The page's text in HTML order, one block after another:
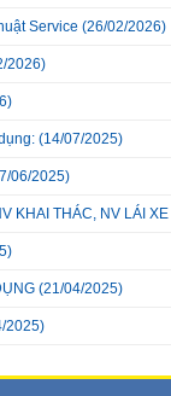
Service (26/02/2026)
2026)
(14/07/2025)
06/2025)
KHAI THÁC, NV LÁI
(21/04/2025)
2025)